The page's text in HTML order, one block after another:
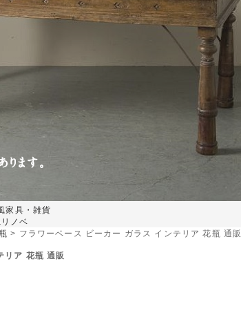
> フラワーベース ビーカー ガラス インテリア 花瓶 通販
リア 花瓶 通販